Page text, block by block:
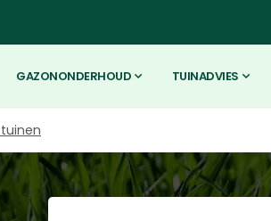
GAZONONDERHOUD TUINADVIES